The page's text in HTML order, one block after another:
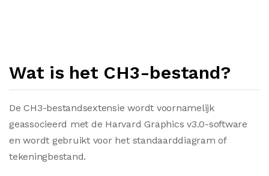
Wat is het CH3-bestand?
De CH3-bestandsextensie wordt voornamelijk
geassocieerd met de Harvard Graphics v3.0-software
en wordt gebruikt voor het standaarddiagram of
tekeningbestand.